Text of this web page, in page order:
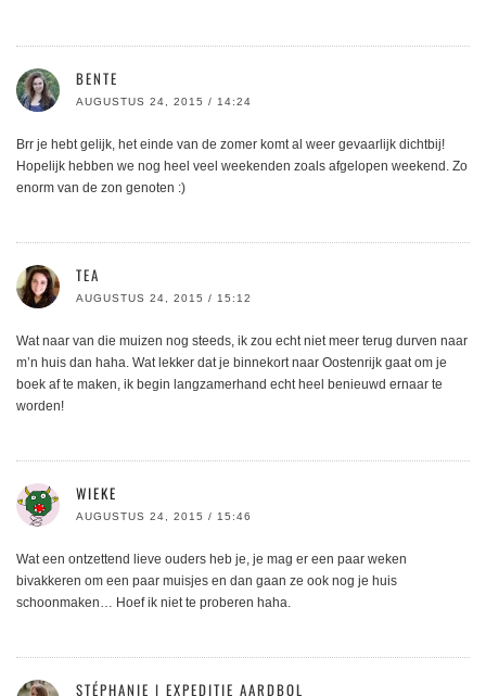
BENTE
AUGUSTUS 24, 2015 / 14:24
Brr je hebt gelijk, het einde van de zomer komt al weer gevaarlijk dichtbij!
Hopelijk hebben we nog heel veel weekenden zoals afgelopen weekend. Zo
enorm van de zon genoten :)
TEA
AUGUSTUS 24, 2015 / 15:12
Wat naar van die muizen nog steeds, ik zou echt niet meer terug durven naar
m’n huis dan haha. Wat lekker dat je binnekort naar Oostenrijk gaat om je
boek af te maken, ik begin langzamerhand echt heel benieuwd ernaar te
worden!
WIEKE
AUGUSTUS 24, 2015 / 15:46
Wat een ontzettend lieve ouders heb je, je mag er een paar weken
bivakkeren om een paar muisjes en dan gaan ze ook nog je huis
schoonmaken… Hoef ik niet te proberen haha.
STÉPHANIE | EXPEDITIE AARDBOL